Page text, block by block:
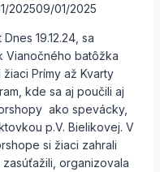
202509/01/2025
19.12.24, sa
Vianočného batôžka
Prímy až Kvarty
kde sa aj poučili aj
ako spevácky,
p.V. Bielikovej. V
si žiaci zahrali
organizovala